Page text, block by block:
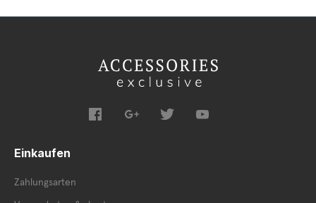
Einkaufen
Zahlungsarten